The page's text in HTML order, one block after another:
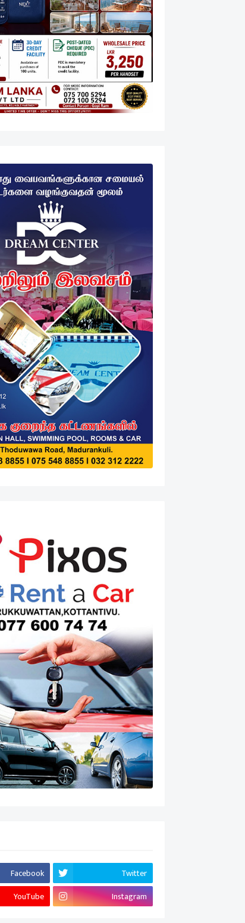
Facebook
Twitter
YouTube
Instagram